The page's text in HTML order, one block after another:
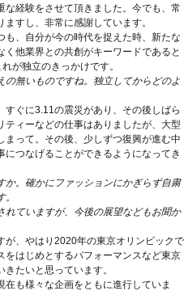
経験をさせて頂きました。今でも、常
すし、非常に感謝しています。
、自分が今の時代を捉えた時、新たな
他業界との共創がキーワードであると
が独立のきっかけです。
の無いものですね。独立してからどのよ
ぐに3.11の震災があり、その後しばら
ティーなどの仕事はありましたが、大型
って。その後、少しずつ復興が進む中
つなげることができるようになってき
。確かにファッションにかぎらず自粛
ていますが、今後の展望などもお聞か
が、やはり2020年の東京オリンピックで
はじめとするパフォーマンスなど東京
たいと思っています。
も様々な企画をともに進行していま